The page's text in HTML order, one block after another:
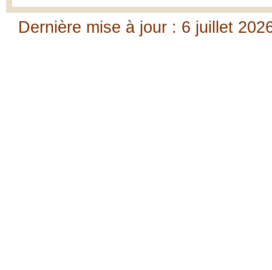
Dernière mise à jour : 6 juillet